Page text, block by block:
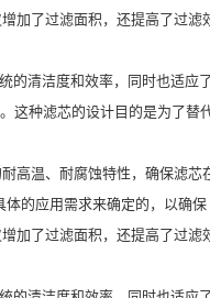
了过滤面积，还提高了过
清洁度和效率，同时也适应
种滤芯的设计目的是为了
温、耐腐蚀特性，确保滤
的应用需求来确定的，以确保
了过滤面积，还提高了过